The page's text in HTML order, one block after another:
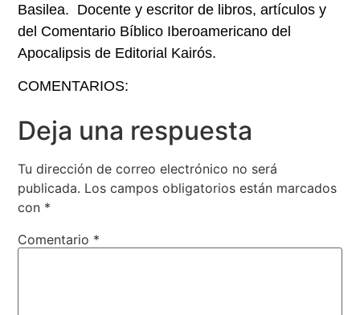
Basilea. Docente y escritor de libros, artículos y
del Comentario Bíblico Iberoamericano del
Apocalipsis de Editorial Kairós.
COMENTARIOS:
Deja una respuesta
Tu dirección de correo electrónico no será
publicada. Los campos obligatorios están marcados
con *
Comentario *